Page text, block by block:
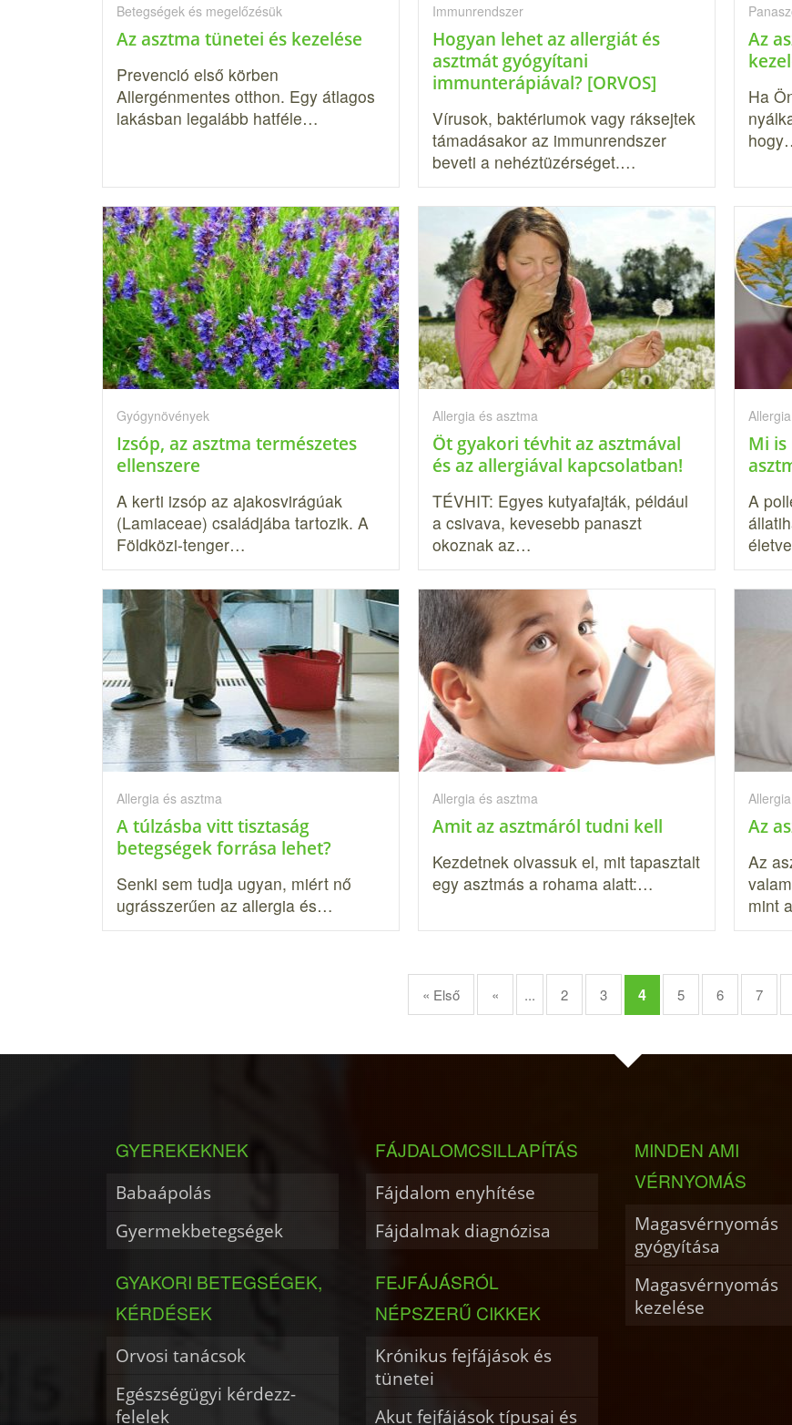
Betegségek és megelőzésük
Az asztma tünetei és kezelése
Prevenció első körben
Allergénmentes otthon. Egy átlagos
lakásban legalább hatféle…
Immunrendszer
Hogyan lehet az allergiát és
asztmát gyógyítani
immunterápiával? [ORVOS]
Vírusok, baktériumok vagy ráksejtek
támadásakor az immunrendszer
beveti a nehéztüzérséget.…
Az
Ha
Gyógynövények
Izsóp, az asztma természetes
ellenszere
A kerti izsóp az ajakosvirágúak
(Lamiaceae) családjába tartozik. A
Földközi-tenger…
Allergia és asztma
Öt gyakori tévhit az asztmával
és az allergiával kapcsolatban!
TÉVHIT: Egyes kutyafajták, például
a csivava, kevesebb panaszt
okoznak az…
Mi is
A
Allergia és asztma
A túlzásba vitt tisztaság
betegségek forrása lehet?
Senki sem tudja ugyan, miért nő
ugrásszerűen az allergia és…
Allergia és asztma
Amit az asztmáról tudni kell
Kezdetnek olvassuk el, mit tapasztalt
egy asztmás a rohama alatt:…
Az
Az
mint
« Első « ... 2 3 4 5 6 7
GYEREKEKNEK
Babaápolás
Gyermekbetegségek
GYAKORI BETEGSÉGEK,
KÉRDÉSEK
Orvosi tanácsok
Egészségügyi kérdezz-
felelek
FÁJDALOMCSILLAPÍTÁS
Fájdalom enyhítése
Fájdalmak diagnózisa
FEJFÁJÁSRÓL
NÉPSZERŰ CIKKEK
Krónikus fejfájások és
tünetei
Akut fejfájások típusai és
MINDEN AMI
VÉRNYOMÁS
Magasvérnyomás
gyógyítása
Magasvérnyomás
kezelése